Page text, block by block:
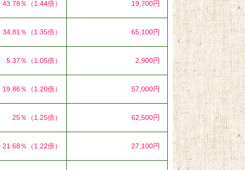
43.78％ （1.44倍） 19,700円
34.81％ （1.35倍） 65,100円
5.37％ （1.05倍） 2,900円
19.86％ （1.20倍） 57,000円
25％ （1.25倍） 62,500円
21.68％ （1.22倍） 27,100円